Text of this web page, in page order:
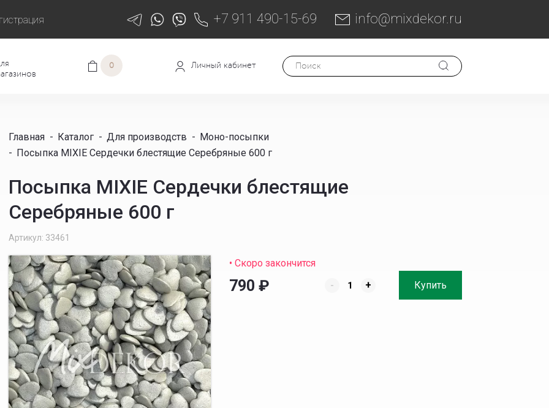
+7 911 490-15-69 info@mixdekor.ru
0 Личный кабинет
Главная - Каталог - Для производств - Моно-посыпки
- Посыпка MIXIE Сердечки блестящие Серебряные 600 г
Посыпка MIXIE Сердечки блестящие
Серебряные 600 г
Артикул: 33461
• Скоро закончится
790 ₽ - + Купить